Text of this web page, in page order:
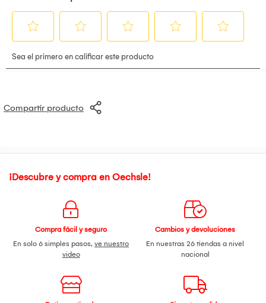
Medidas
: 23 cm (alto) x 21 cm (largo) x 17 cm (ancho)
Perfecta para el colegio, oficina o paseos.
??
Adquiérela hoy y disfruta tus comidas siempre frescas,
*Las imágenes presentadas son referenciales, los colores
pueden variar de acuerdo a su monitor.
Compartir producto
¡Descubre y compra en Oechsle!
Compra fácil y seguro
En solo 6 simples pasos, ve nuestro
video
Cambios y devoluciones
En nuestras 26 tiendas a nivel
nacional